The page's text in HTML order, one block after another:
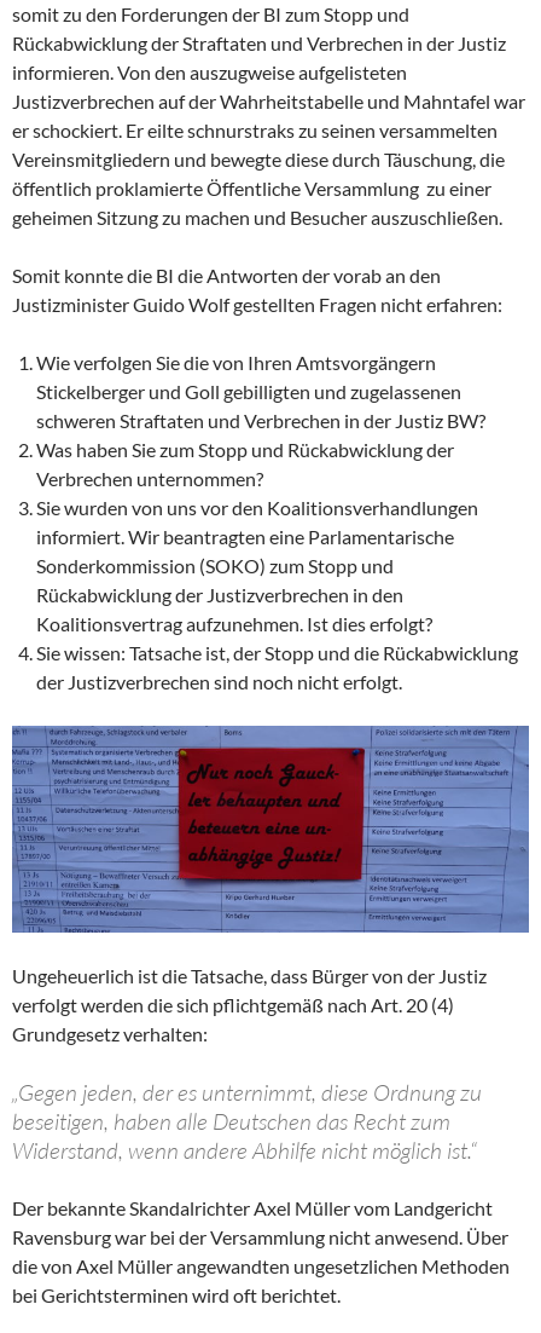
somit zu den Forderungen der BI zum Stopp und
Rückabwicklung der Straftaten und Verbrechen in der Justiz
informieren. Von den auszugweise aufgelisteten
Justizverbrechen auf der Wahrheitstabelle und Mahntafel war
er schockiert. Er eilte schnurstraks zu seinen versammelten
Vereinsmitgliedern und bewegte diese durch Täuschung, die
öffentlich proklamierte Öffentliche Versammlung zu einer
geheimen Sitzung zu machen und Besucher auszuschließen.
Somit konnte die BI die Antworten der vorab an den
Justizminister Guido Wolf gestellten Fragen nicht erfahren:
Wie verfolgen Sie die von Ihren Amtsvorgängern
Stickelberger und Goll gebilligten und zugelassenen
schweren Straftaten und Verbrechen in der Justiz BW?
Was haben Sie zum Stopp und Rückabwicklung der
Verbrechen unternommen?
Sie wurden von uns vor den Koalitionsverhandlungen
informiert. Wir beantragten eine Parlamentarische
Sonderkommission (SOKO) zum Stopp und
Rückabwicklung der Justizverbrechen in den
Koalitionsvertrag aufzunehmen. Ist dies erfolgt?
Sie wissen: Tatsache ist, der Stopp und die Rückabwicklung
der Justizverbrechen sind noch nicht erfolgt.
Ungeheuerlich ist die Tatsache, dass Bürger von der Justiz
verfolgt werden die sich pflichtgemäß nach Art. 20 (4)
Grundgesetz verhalten:
„Gegen jeden, der es unternimmt, diese Ordnung zu
beseitigen, haben alle Deutschen das Recht zum
Widerstand, wenn andere Abhilfe nicht möglich ist.“
Der bekannte Skandalrichter Axel Müller vom Landgericht
Ravensburg war bei der Versammlung nicht anwesend. Über
die von Axel Müller angewandten ungesetzlichen Methoden
bei Gerichtsterminen wird oft berichtet.